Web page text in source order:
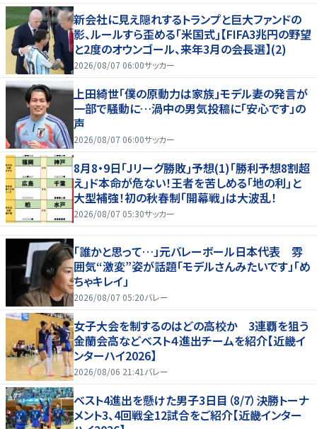
新会社に見え隠れするトランプと巨大ファンドの
影、ルールすら歪める｢米国式｣【FIFA3兆円の野望
と2度のオウンゴール、来年3月の会長選】(2)
2026/08/07 06:00サッカー
上田綺世「僕の原動力は家族」モデル妻の発言が
一部で騒動に…渦中の男気投稿に「安心です」の
声
2026/08/07 06:00サッカー
8月8・9日｢Jリーグ勝敗｣予想(1)｢勝利予想8割超
え｣ド本命が危ない！王者を苦しめる｢地の利｣と
大型補強！初の秋春制｢開幕戦｣は大波乱！
2026/08/07 05:30サッカー
「誰かと思って…」元バレーボール日本代表 雰
囲気“激変”姿が話題「モデルさんみたいです」「め
ちゃキレイ」
2026/08/07 05:20バレー
女子大会を制するのはどの高校か 3連覇を狙う
金蘭会高などベスト４進出チームを紹介【近畿イ
ンターハイ2026】
2026/08/06 21:41 バレー
ベスト4進出を懸けた男子3日目（8/7）決勝トーナ
メント3、4回戦全12試合をご紹介【近畿インター